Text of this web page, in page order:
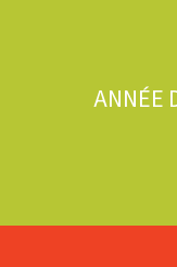
ANNÉE